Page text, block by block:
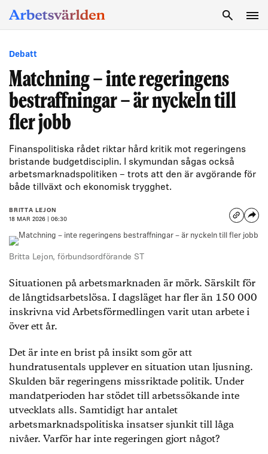
Debatt
Matchning – inte regeringens
bestraffningar – är nyckeln till
fler jobb
Finanspolitiska rådet riktar hård kritik mot regeringens
bristande budgetdisciplin. I skymundan sågas också
arbetsmarknadspolitiken – trots att den är avgörande för
både tillväxt och ekonomisk trygghet.
BRITTA LEJON
18 MAR 2026 | 06:30
Britta Lejon, förbundsordförande ST
Situationen på arbetsmarknaden är mörk. Särskilt för
de långtidsarbetslösa. I dagsläget har fler än 150 000
inskrivna vid Arbetsförmedlingen varit utan arbete i
över ett år.
Det är inte en brist på insikt som gör att
hundratusentals upplever en situation utan ljusning.
Skulden bär regeringens missriktade politik. Under
mandatperioden har stödet till arbetssökande inte
utvecklats alls. Samtidigt har antalet
arbetsmarknadspolitiska insatser sjunkit till låga
nivåer. Varför har inte regeringen gjort något?